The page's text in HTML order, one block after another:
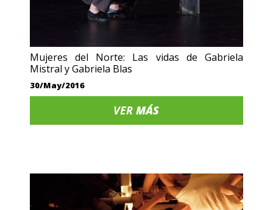
Mujeres del Norte: Las vidas de Gabriela
Mistral y Gabriela Blas
30/May/2016
VERMÁS